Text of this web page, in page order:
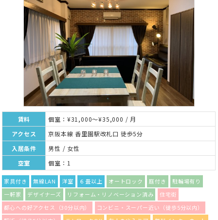
賃料
個室：¥31,000～¥35,000 / 月
アクセス
京阪本線 香里園駅改札口 徒歩5分
入居条件
男性 / 女性
空室
個室：1
家具付き 無線LAN 洋室 ６畳以上 オートロック 庭付き
駐輪場有り
一軒家
デザイナーズ リフォーム・リノベーション済み
住宅街
都心への好アクセス（30分以内）
コンビニ・スーパー近い（徒歩5分以内）